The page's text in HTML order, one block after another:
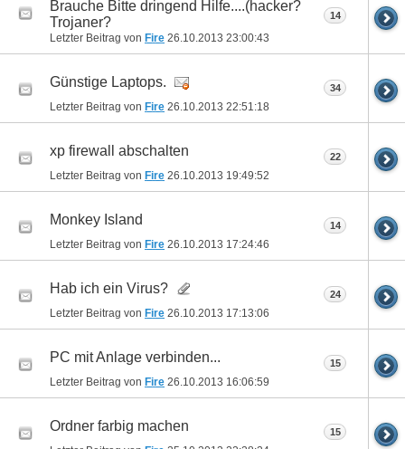
Brauche Bitte dringend Hilfe....(hacker?
Trojaner?
Letzter Beitrag von Fire 26.10.2013 23:00:43
14
Günstige Laptops.
Letzter Beitrag von Fire 26.10.2013 22:51:18
34
xp firewall abschalten
Letzter Beitrag von Fire 26.10.2013 19:49:52
22
Monkey Island
Letzter Beitrag von Fire 26.10.2013 17:24:46
14
Hab ich ein Virus?
Letzter Beitrag von Fire 26.10.2013 17:13:06
24
PC mit Anlage verbinden...
Letzter Beitrag von Fire 26.10.2013 16:06:59
15
Ordner farbig machen 15